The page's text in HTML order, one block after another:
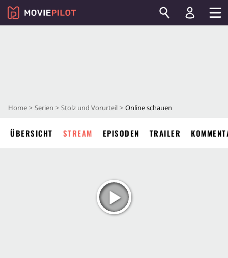
Home Serien Stolz und Vorurteil Online schauen
ÜBERSICHT STREAM EPISODEN TRAILER